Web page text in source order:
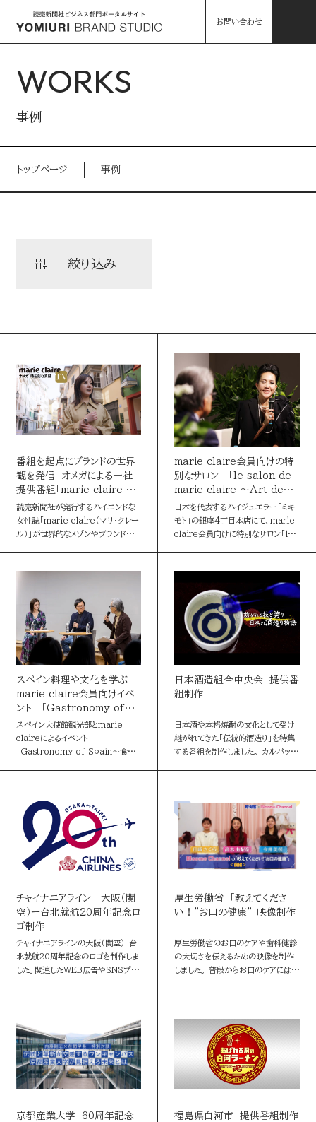
ABOUT
私たちについて トップ
HINTS
WORKS
LINEUP
MEDIA
媒体・広告メニュー
新聞
デジタル
デジタル広告配信
AWARD
読売新聞の広告賞 トップ
読売マーケティング賞
読売広告大賞
読売・日テレ アドバタイザー・オブ・ザ・イヤー
CONTACT
お問い合わせ
DOWNLOADS
資料ダウンロード
NEWSLETTER
English
お問い合わせ
WORKS
事例
トップページ 事例
絞り込み
IP・キャラクター イベント・体験
メディアプランニング データマーケティング
ブランディング プロモーション
ソーシャルデザイン PR・SNS
リサーチ・分析
新聞 デジタル marie claire 若年層
ファミリー シニア BtoB 社会課題
学び カルチャー ラグジュアリー
条件クリア
絞り込む
番組を起点にブランドの世界
観を発信 オメガによる一社
提供番組「marie claire TV
～オメガ 時を刻む真髄～」
読売新聞社が発行するハイエンドな
女性誌「marie claire（マリ・クレー
ル）」が世界的なメゾンやブランドを特
marie claire会員向けの特
別なサロン 「le salon de
marie claire ～Art de
Vivre～」
日本を代表するハイジュエラー「ミキ
モト」の銀座4丁目本店にて、marie
claire会員向けに特別なサロン「le
スペイン料理や文化を学ぶ
marie claire会員向けイベ
ント 「Gastronomy of
Spain～食と旅のクロストー
ク～」
スペイン大使館観光部とmarie
claireによるイベント
「Gastronomy of Spain～食と
日本酒造組合中央会 提供番
組制作
日本酒や本格焼酎の文化として受け
継がれてきた「伝統的酒造り」を特集
する番組を制作しました。 カルパッ
そ…
チャイナエアライン 大阪（関
空）ー台北就航20周年記念ロ
ゴ制作
チャイナエアラインの大阪（関空）-台
北就航20周年記念のロゴを制作しま
した。関連したWEB広告やSNSプロ
厚生労働省 「教えてくださ
い！”お口の健康”」映像制作
厚生労働省のお口のケアや歯科健診
の大切さを伝えるための映像を制作
しました。 普段からお口のケアには気
京都産業大学 60周年記念
福島県白河市 提供番組制作